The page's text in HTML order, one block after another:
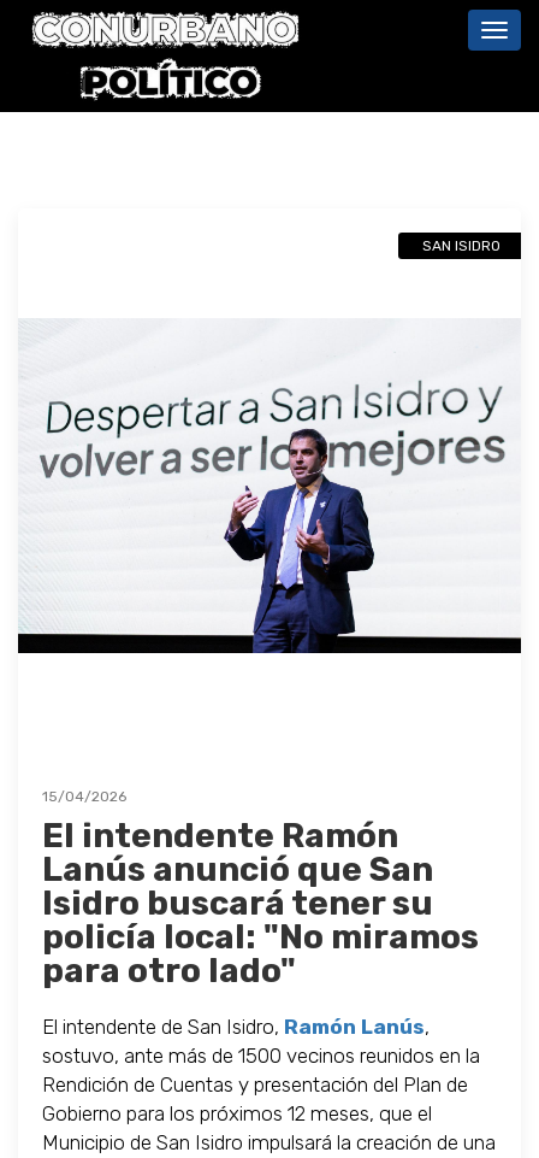
SAN ISIDRO
15/04/2026
El intendente Ramón
Lanús anunció que San
Isidro buscará tener su
policía local: "No miramos
para otro lado"
El intendente de San Isidro, Ramón Lanús,
sostuvo, ante más de 1500 vecinos reunidos en la
Rendición de Cuentas y presentación del Plan de
Gobierno para los próximos 12 meses, que el
Municipio de San Isidro impulsará la creación de una